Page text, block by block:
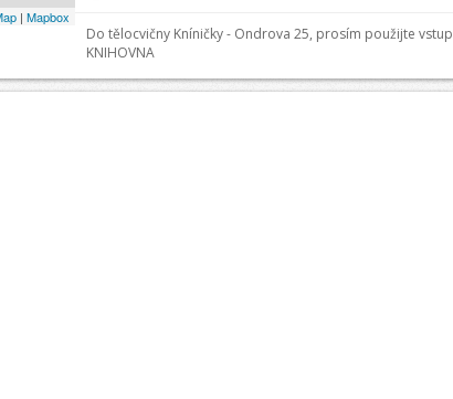
| Mapbox
Do tělocvičny Kníničky - Ondrova 25, prosím použijte vstup
KNIHOVNA